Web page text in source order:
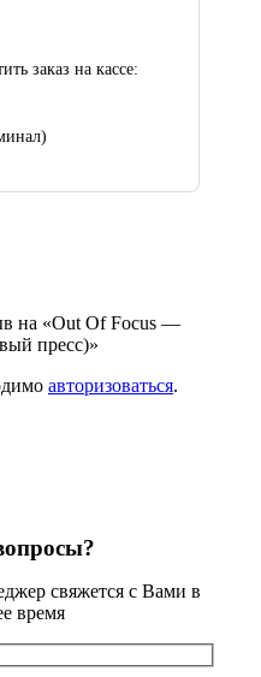
заказ на кассе:
на «Out Of Focus —
пресс)»
авторизоваться.
свяжется с Вами в
время